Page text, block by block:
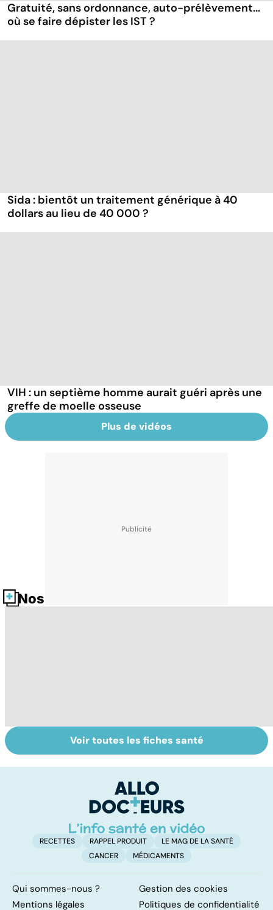
Gratuité, sans ordonnance, auto-prélèvement...
où se faire dépister les IST ?
Sida : bientôt un traitement générique à 40
dollars au lieu de 40 000 ?
VIH : un septième homme aurait guéri après une
greffe de moelle osseuse
Plus de vidéos
Nos fiches santé
VIH : la maladie
dont on ne guérit
Tout savoir sur
les infections
Voir toutes les fiches santé
RECETTES RAPPEL PRODUIT
LE MAG DE LA SANTÉ
CANCER
MÉDICAMENTS
Qui sommes-nous ?
Gestion des cookies
Mentions légales
Politiques de confidentialité